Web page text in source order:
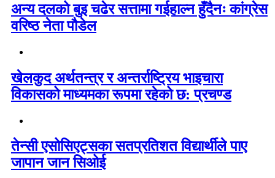
अन्य दलको बुइ चढेर सत्तामा गईहाल्न हुँदैनः कांग्रेस
वरिष्ठ नेता पौडेल
खेलकुद अर्थतन्त्र र अन्तर्राष्ट्रिय भाइचारा
विकासको माध्यमका रूपमा रहेको छ: प्रचण्ड
तेन्सी एसोसिएट्सका सतप्रतिशत विद्यार्थीले पाए
जापान जान सिओई